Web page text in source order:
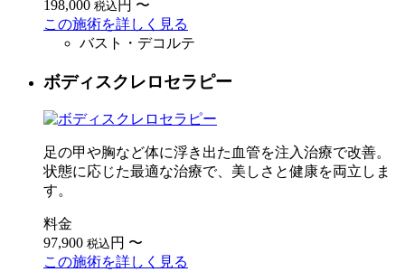
198,000 税込 円 〜
この施術を詳しく見る
バスト・デコルテ
ボディスクレロセラピー
足の甲や胸など体に浮き出た血管を注入治療で改善。
状態に応じた最適な治療で、美しさと健康を両立しま
す。
料金
97,900 税込 円 〜
この施術を詳しく見る